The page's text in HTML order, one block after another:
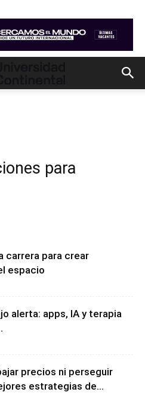
para
carrera para crear
espacio
alerta: apps, IA y terapia
precios ni perseguir
estrategias de...